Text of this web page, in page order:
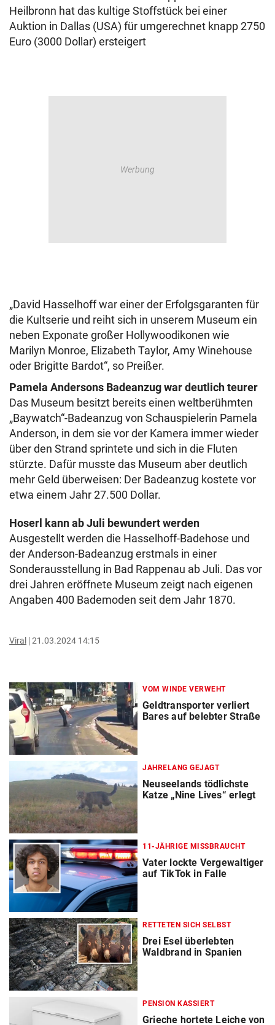
Heilbronn hat das kultige Stoffstück bei einer
Auktion in Dallas (USA) für umgerechnet knapp 2750
Euro (3000 Dollar) ersteigert
„David Hasselhoff war einer der Erfolgsgaranten für
die Kultserie und reiht sich in unserem Museum ein
neben Exponate großer Hollywoodikonen wie
Marilyn Monroe, Elizabeth Taylor, Amy Winehouse
oder Brigitte Bardot“, so Preißer.
Pamela Andersons Badeanzug war deutlich teurer
Das Museum besitzt bereits einen weltberühmten
„Baywatch“-Badeanzug von Schauspielerin Pamela
Anderson, in dem sie vor der Kamera immer wieder
über den Strand sprintete und sich in die Fluten
stürzte. Dafür musste das Museum aber deutlich
mehr Geld überweisen: Der Badeanzug kostete vor
etwa einem Jahr 27.500 Dollar.
Hoserl kann ab Juli bewundert werden
Ausgestellt werden die Hasselhoff-Badehose und
der Anderson-Badeanzug erstmals in einer
Sonderausstellung in Bad Rappenau ab Juli. Das vor
drei Jahren eröffnete Museum zeigt nach eigenen
Angaben 400 Bademoden seit dem Jahr 1870.
Viral 21.03.2024 14:15
VOM WINDE VERWEHT
Geldtransporter verliert
Bares auf belebter Straße
JAHRELANG GEJAGT
Neuseelands tödlichste
Katze „Nine Lives“ erlegt
11-JÄHRIGE MISSBRAUCHT
Vater lockte Vergewaltiger
auf TikTok in Falle
RETTETEN SICH SELBST
Drei Esel überlebten
Waldbrand in Spanien
PENSION KASSIERT
Grieche hortete Leiche von